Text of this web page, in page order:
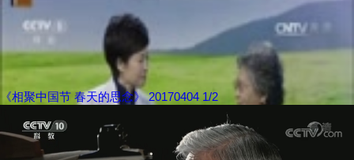
《相聚中国节 春天的思念》 20170404 1/2